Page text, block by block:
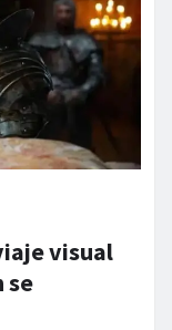
visual
se